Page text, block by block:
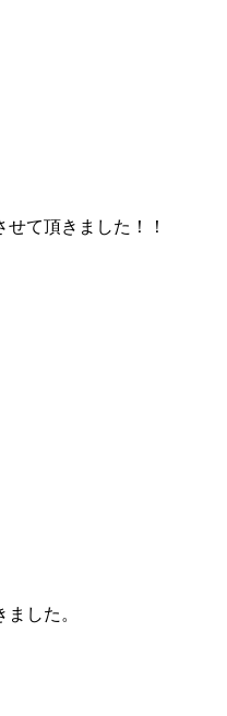
て頂きました！！
した。